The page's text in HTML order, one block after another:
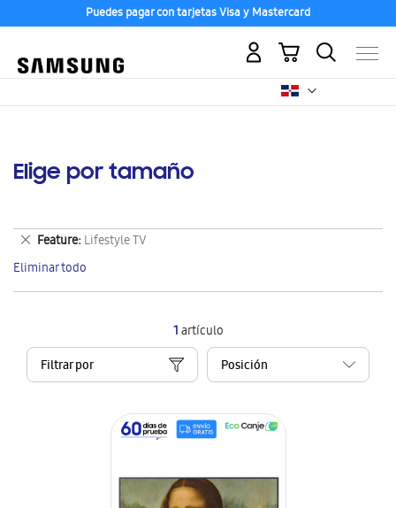
Puedes pagar con tarjetas Visa y Mastercard
Mi carrito
Elige por tamaño
1artículo
Filtrar por
Feature Lifestyle TV
Eliminar
este
artículo
Eliminar todo